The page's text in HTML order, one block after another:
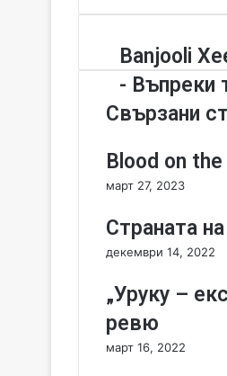
ie
o
u
b
B
a
n
j
i
e
e
t
S
e
c
o
Banjooli
- Въпреки
Свързани
Blood on
март 27, 2023
Страната
декември 14, 2022
„Уруку –
ревю
март 16, 2022